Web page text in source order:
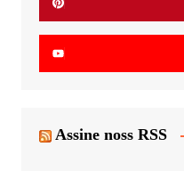
Assine noss RSS